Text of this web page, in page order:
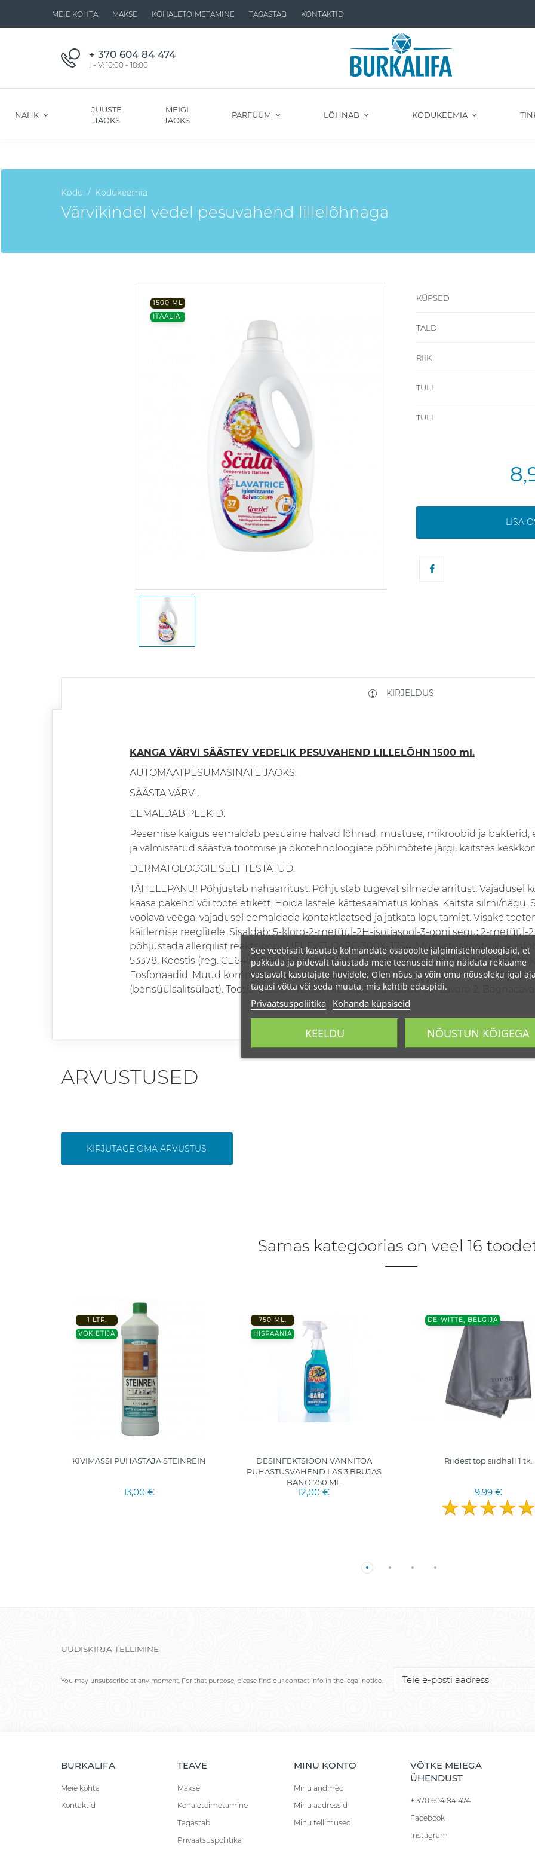
MEIE KOHTA MAKSE KOHALETOIMETAMINE TAGASTAB KONTAKTID
+ 370 604 84 474
I - V: 10:00 - 18:00
NAHK
JUUSTE
JAOKS
MEIGI
JAOKS
PARFÜÜM LÕHNAB KODUKEEMIA
Kodu Kodukeemia
Värvikindel vedel pesuvahend lillelõhnaga
1500 ML
ITAALIA
KÜPSED
TALD
RIIK
TULI
TULI
LISA
KIRJELDUS
KANGA VÄRVI SÄÄSTEV VEDELIK PESUVAHEND LILLELÕHN 1500 ml.
AUTOMAATPESUMASINATE JAOKS.
SÄÄSTA VÄRVI.
EEMALDAB PLEKID.
Pesemise käigus eemaldab pesuaine halvad lõhnad, mustuse, mikroobid ja
ja valmistatud säästva tootmise ja ökotehnoloogiate põhimõtete järgi, kaitstes
DERMATOLOOGILISELT TESTATUD.
TÄHELEPANU! Põhjustab nahaärritust. Põhjustab tugevat silmade ärritust. Vajadusel
kaasa pakend või toote etikett. Hoida lastele kättesaamatus kohas. Kaitsta silmi/nägu.
voolava veega, vajadusel eemaldada kontaktläätsed ja jätkata loputamist. Visake
käitlemise reeglitele. Sisaldab: 5-kloro-2-metüül-2H-isotiasool-3-ooni segu; 2-metüül-
põhjustada allergilist reaktsiooni. UFI: FxF1-QoPC-300X-J7S4. Mürgistuskontrolli ja
53378. Koostis (reg. CE648/2004): 5% anioonset pindaktiivne aine. Mitteioonsed
Fosfonaadid. Muud komponendid: säilitusained (metüülkloroisotiasolinoon,
(bensüülsalitsülaat). Tootja: DECO INDUSTRIE scpa, Via Caduti del Lavoro 2,
ARVUSTUSED
KIRJUTAGE OMA ARVUSTUS
Samas kategoorias on veel 16
1 LTR.
VOKIETIJA
KIVIMASSI PUHASTAJA STEINREIN
13,00 €
750 ML.
HISPAANIA
DESINFEKTSIOON VANNITOA
PUHASTUSVAHEND LAS 3 BRUJAS
BANO 750 ML
12,00 €
DE-WITTE, BELGIJA
Riidest top siidhall 1 tk.
9,99 €
UUDISKIRJA TELLIMINE
You may unsubscribe at any moment. For that purpose, please find our contact info in the legal notice.
BURKALIFA
Meie kohta
Kontaktid
TEAVE
Makse
Kohaletoimetamine
Tagastab
Privaatsuspoliitika
MINU KONTO
Minu andmed
Minu aadressid
Minu tellimused
VÕTKE MEIEGA
ÜHENDUST
+ 370 604 84 474
Facebook
Instagram
See veebisait kasutab kolmandate osapoolte jälgimistehnoloogiaid, et
pakkuda ja pidevalt täiustada meie teenuseid ning näidata reklaame
vastavalt kasutajate huvidele. Olen nõus ja võin oma nõusoleku igal
tagasi võtta või seda muuta, mis kehtib edaspidi.
Privaatsuspoliitika Kohanda küpsiseid
KEELDU NÕUSTUN KÕIGEGA